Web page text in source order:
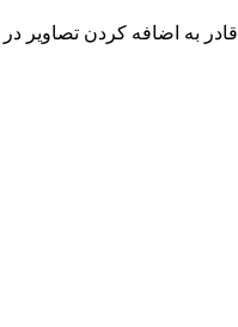
به اضافه کردن تصاویر در